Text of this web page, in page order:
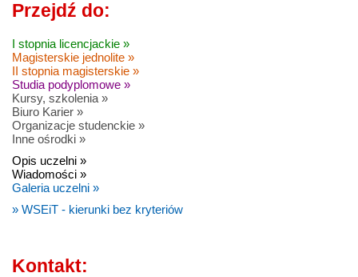
Przejdź do:
I stopnia licencjackie »
Magisterskie jednolite »
II stopnia magisterskie »
Studia podyplomowe »
Kursy, szkolenia »
Biuro Karier »
Organizacje studenckie »
Inne ośrodki »
Opis uczelni »
Wiadomości »
Galeria uczelni »
» WSEiT - kierunki bez kryteriów
Kontakt: